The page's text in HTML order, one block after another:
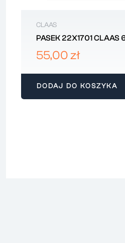
CLAAS
PASEK 22X1701 CLAAS
55,00 zł
DODAJ DO KOSZYKA